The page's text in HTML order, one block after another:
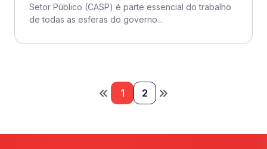
Setor Público (CASP) é parte essencial do trabalho
de todas as esferas do governo...
1 2